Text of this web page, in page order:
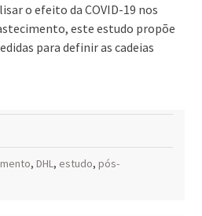
o efeito da COVID-19 nos
este estudo propõe
para definir as cadeias
, DHL, estudo, pós-